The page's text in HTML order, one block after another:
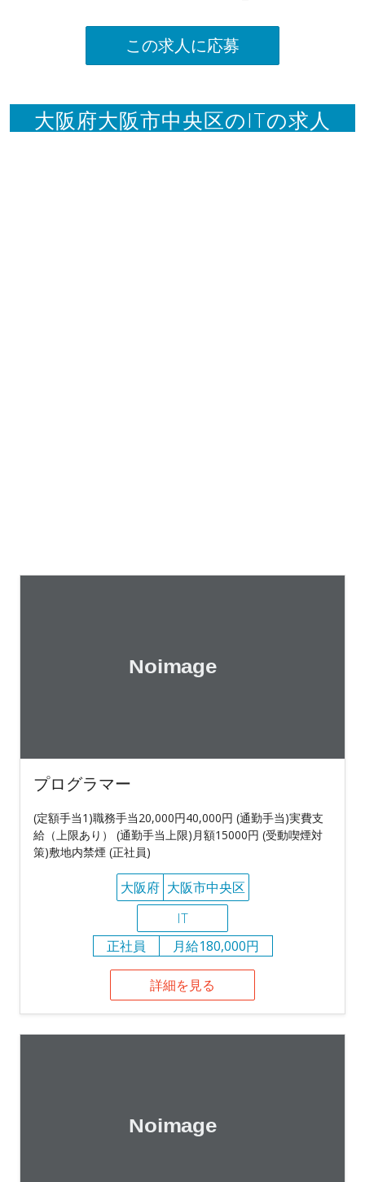
この求人に応募
大阪府大阪市中央区のITの求人
プログラマー
(定額手当1)職務手当20,000円40,000円 (通勤手当)実費支
給（上限あり） (通勤手当上限)月額15000円 (受動喫煙対
策)敷地内禁煙 (正社員)
大阪府 大阪市中央区
IT
正社員
月給180,000円
詳細を見る